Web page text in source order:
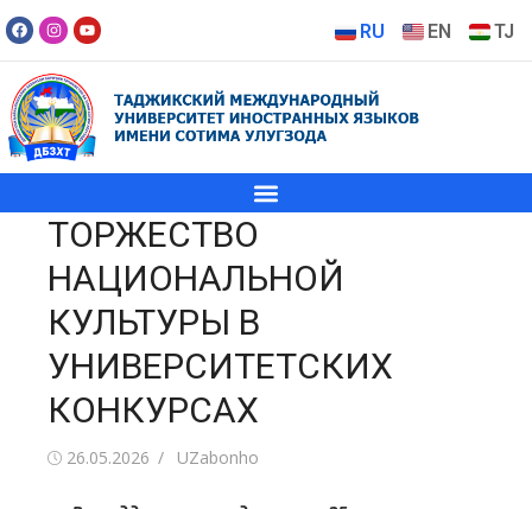
RU EN TJ
ТОРЖЕСТВО
НАЦИОНАЛЬНОЙ
КУЛЬТУРЫ В
УНИВЕРСИТЕТСКИХ
КОНКУРСАХ
26.05.2026 UZabonho